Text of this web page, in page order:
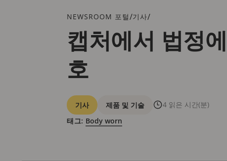
브
드
크
럼
NEWSROOM 포털/기사/
캡처에서 법정
호
카
테
고
기사 제품 및 기술
4 읽은 시간(분)
태그: Body worn